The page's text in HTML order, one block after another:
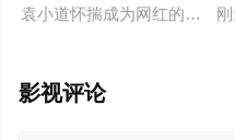
袁小道怀揣成为网红的梦想
影视评论